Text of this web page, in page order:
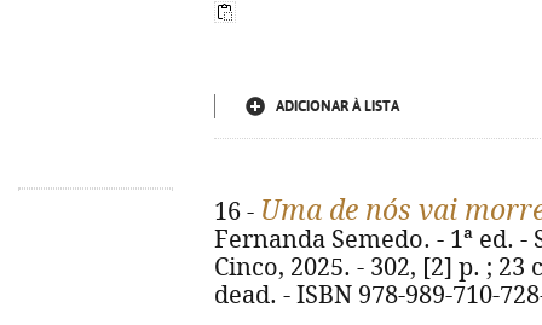
ADICIONAR À LISTA
16 - Uma de nós vai
Fernanda Semedo. - 1ª ed. -
Cinco, 2025. - 302, [2] p. ;
dead. - ISBN 978-989-710-